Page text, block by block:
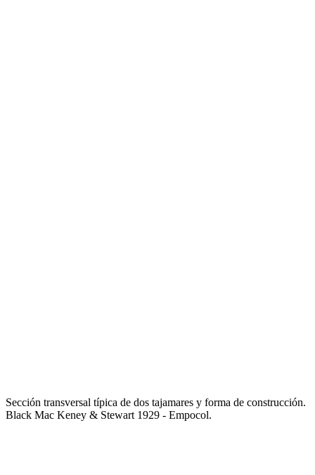
Sección transversal típica de dos tajamares y forma de construcción.
Black Mac­ Keney & Stewart 1929 - Empocol.